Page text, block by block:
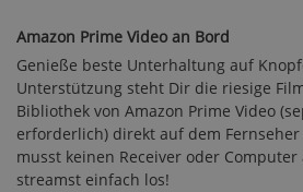
Amazon Prime Video an Bord
Genieße beste Unterhaltung auf
Unterstützung steht Dir die riesige
Bibliothek von Amazon Prime Video
erforderlich) direkt auf dem
musst keinen Receiver oder
streamst einfach los!